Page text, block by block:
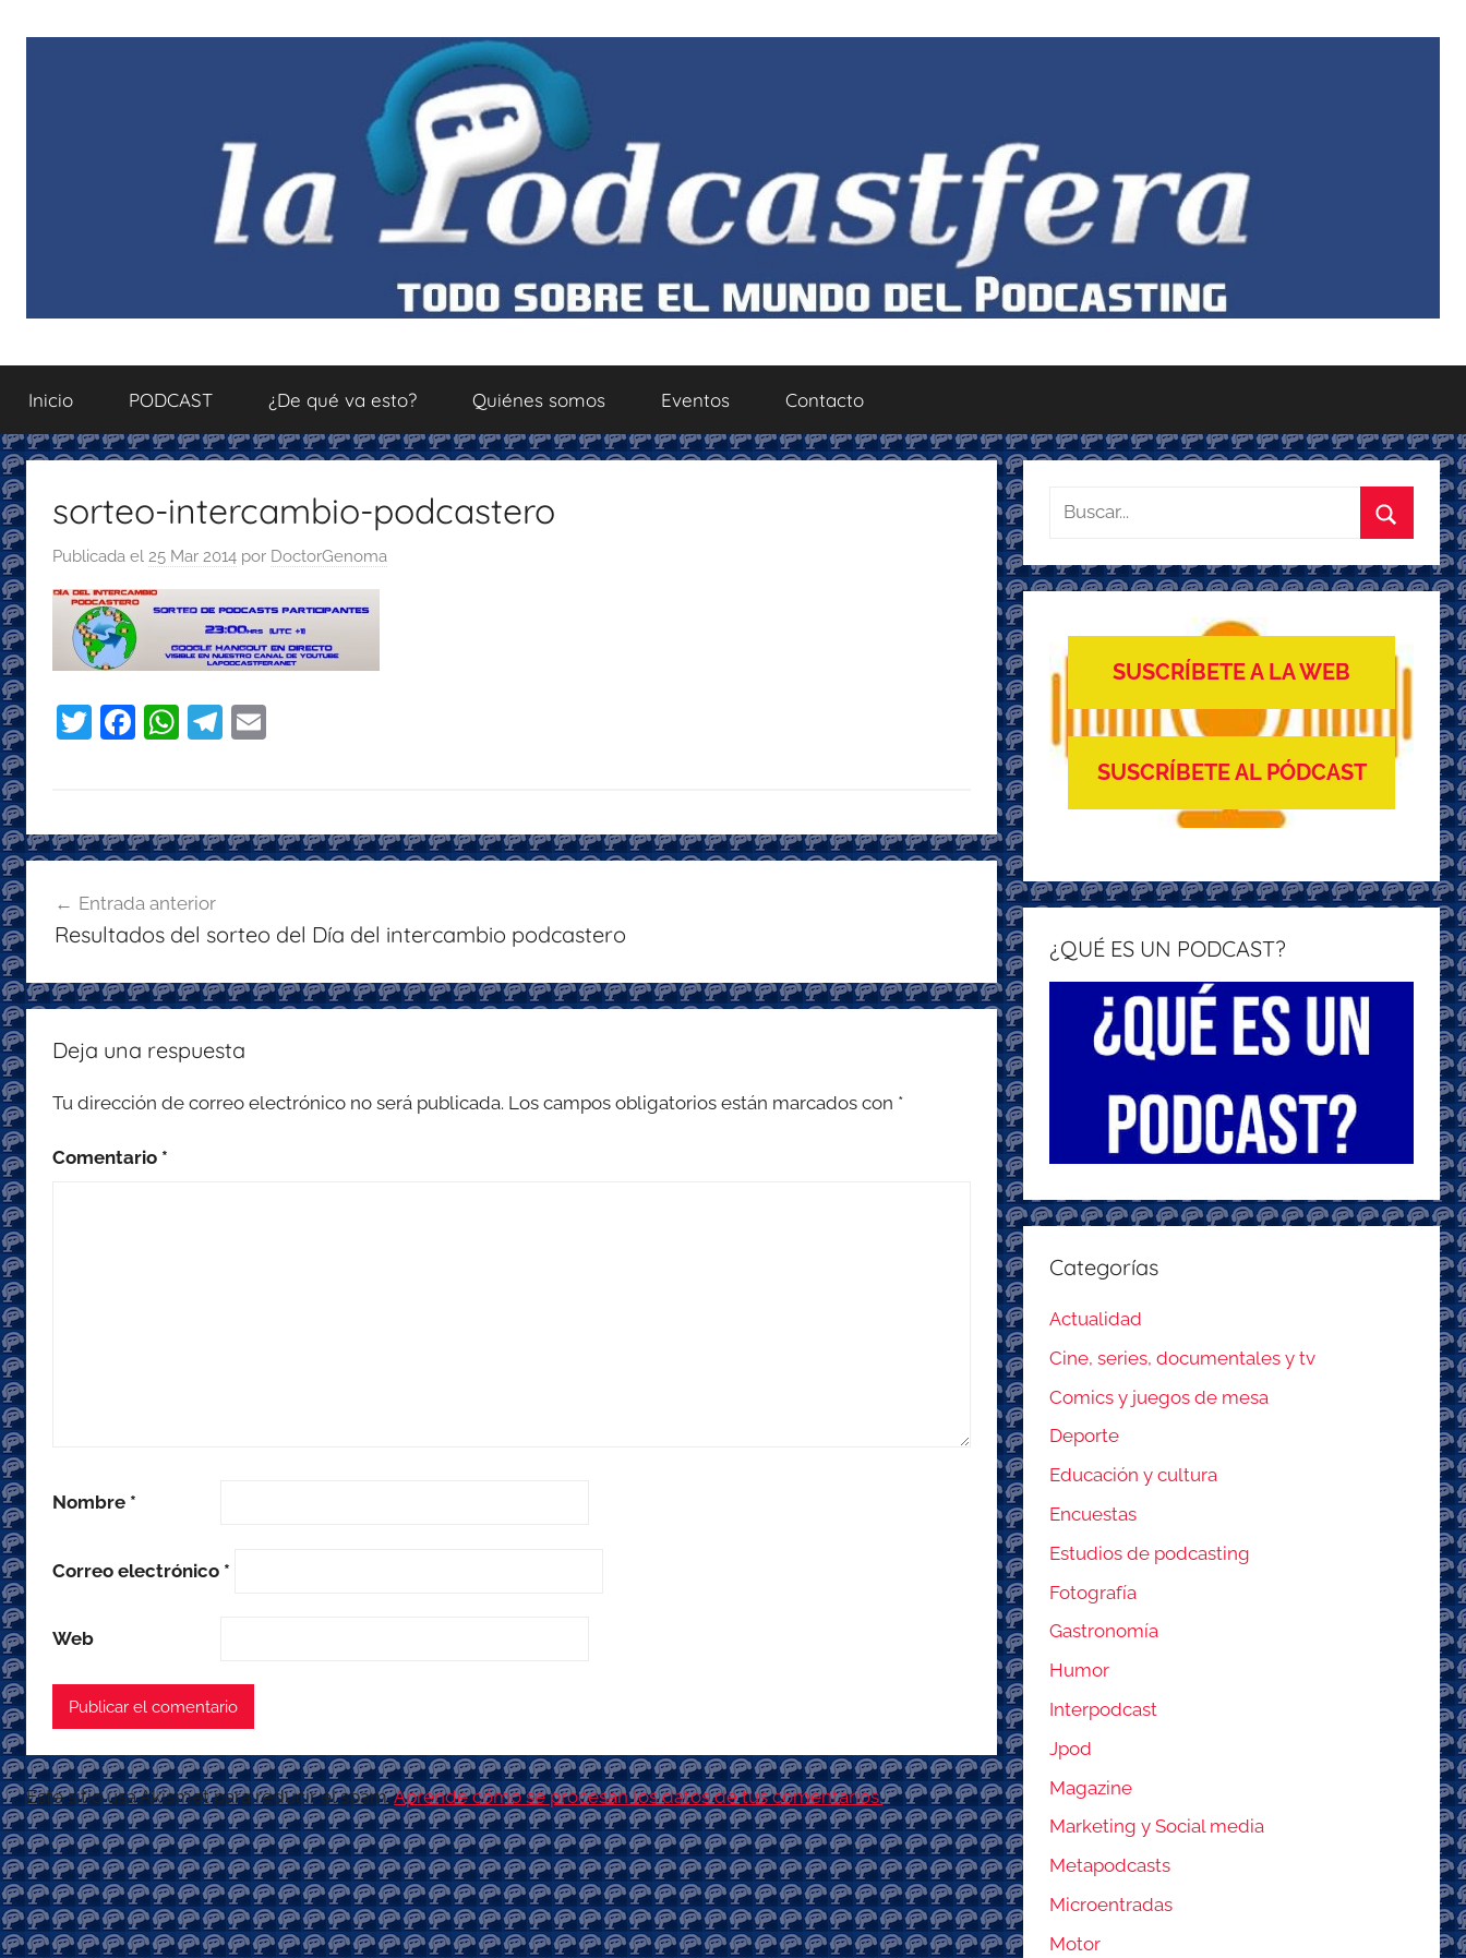
La
Podcastfera
sobre
el
del
disfrutar
Inicio PODCAST ¿De qué va esto? Quiénes somos Eventos Contacto
sorteo-intercambio-podcastero
Publicada el 25 Mar 2014 por DoctorGenoma
T
er
F
e
b
o
o
W
s
A
p
p
T
gr
a
l
de
Entrada anterior
Resultados del sorteo del Día del intercambio podcastero
Deja una respuesta
Tu dirección de correo electrónico no será publicada. Los campos obligatorios están marcados con *
Comentario *
Nombre *
Correo electrónico *
Web
Este sitio usa Akismet para reducir el spam.Aprende cómo se procesan los datos de tus comentarios.
Buscar:
Buscar
SUSCRÍBETE A LA WEB
SUSCRÍBETE AL PÓDCAST
¿QUÉ ES UN PODCAST?
Categorías
Actualidad
Cine, series, documentales y tv
Comics y juegos de mesa
Deporte
Educación y cultura
Encuestas
Estudios de podcasting
Fotografía
Gastronomía
Humor
Interpodcast
Jpod
Magazine
Marketing y Social media
Metapodcasts
Microentradas
Motor